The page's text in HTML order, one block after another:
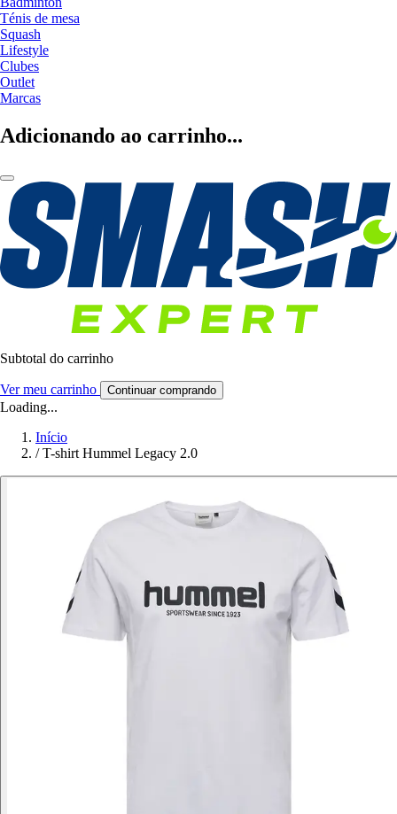
Ténis de mesa
Squash
Lifestyle
Clubes
Outlet
Marcas
Adicionando ao carrinho...
Subtotal do carrinho
Ver meu carrinho Continuar comprando
Loading...
Início
/ T-shirt Hummel Legacy 2.0